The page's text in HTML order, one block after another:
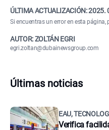
ÚLTIMA ACTUALIZACIÓN:2025.
Si encuentras un error en esta página,
AUTOR: ZOLTÁN EGRI
egri.zoltan@dubainewsgroup.com
Últimas noticias
EAU,
Verifica